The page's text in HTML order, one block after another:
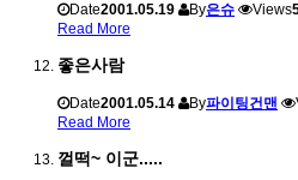
Date2001.05.19 By은슈 Views
Read More
좋은사람
Date2001.05.14 By파이팅건맨
Read More
껄떡~ 이군.....